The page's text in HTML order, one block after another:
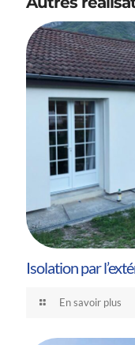
Isolation par
En savoir plus